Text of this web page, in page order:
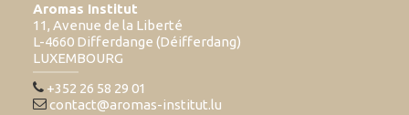
Aromas Institut
11, Avenue de la Liberté
L-4660 Differdange (Déifferdang)
LUXEMBOURG
+352 26 58 29 01
contact@aromas-institut.lu